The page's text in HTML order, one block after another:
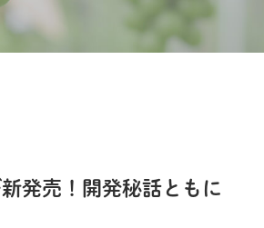
発売！開発秘話ともに